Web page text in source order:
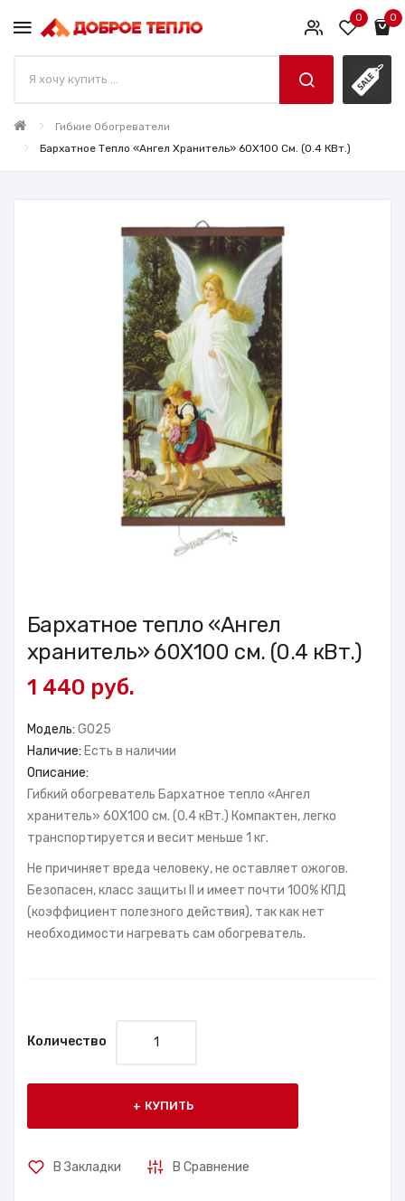
0 0
Гибкие Обогреватели
Бархатное Тепло «Ангел Хранитель» 60X100 См. (0.4 КВт.)
Бархатное тепло «Ангел
хранитель» 60X100 см. (0.4 кВт.)
1 440 руб.
Модель: GO25
Наличие: Есть в наличии
Описание:
Гибкий обогреватель Бархатное тепло «Ангел
хранитель» 60X100 см. (0.4 кВт.) Компактен, легко
транспортируется и весит меньше 1 кг.
Не причиняет вреда человеку, не оставляет ожогов.
Безопасен, класс защиты II и имеет почти 100% КПД
(коэффициент полезного действия), так как нет
необходимости нагревать сам обогреватель.
Количество
КУПИТЬ
В Закладки В Сравнение